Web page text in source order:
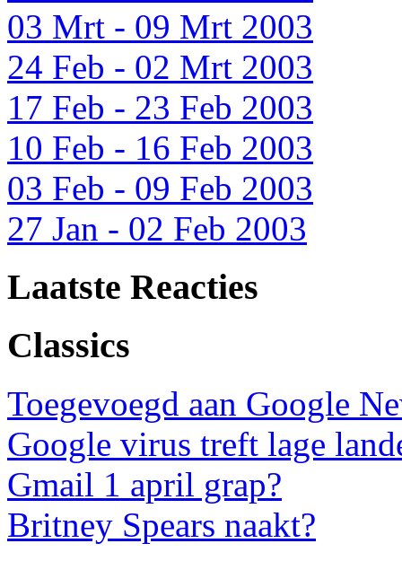
03 Mrt - 09 Mrt 2003
24 Feb - 02 Mrt 2003
17 Feb - 23 Feb 2003
10 Feb - 16 Feb 2003
03 Feb - 09 Feb 2003
27 Jan - 02 Feb 2003
Laatste Reacties
Classics
Toegevoegd aan Google
Google virus treft lage
Gmail 1 april grap?
Britney Spears naakt?